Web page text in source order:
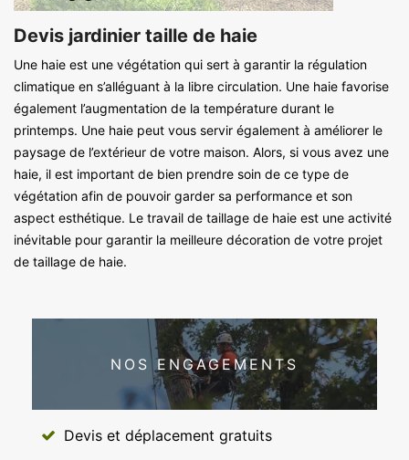
Devis jardinier taille de haie
Une haie est une végétation qui sert à garantir la régulation
climatique en s’alléguant à la libre circulation. Une haie favorise
également l’augmentation de la température durant le
printemps. Une haie peut vous servir également à améliorer le
paysage de l’extérieur de votre maison. Alors, si vous avez une
haie, il est important de bien prendre soin de ce type de
végétation afin de pouvoir garder sa performance et son
aspect esthétique. Le travail de taillage de haie est une activité
inévitable pour garantir la meilleure décoration de votre projet
de taillage de haie.
NOS ENGAGEMENTS
Devis et déplacement gratuits